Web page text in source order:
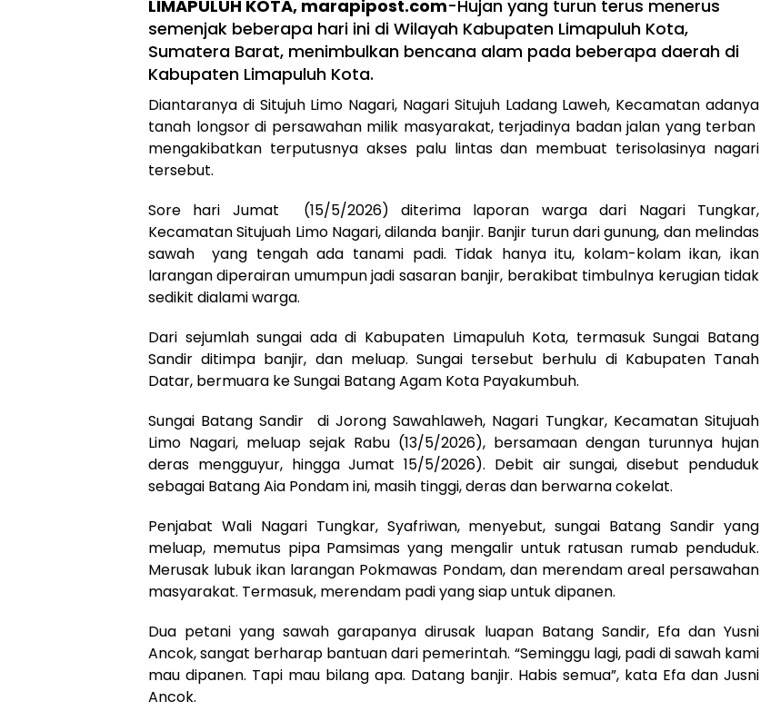
LIMAPULUH KOTA, marapipost.com-Hujan yang turun terus menerus
semenjak beberapa hari ini di Wilayah Kabupaten Limapuluh Kota,
Sumatera Barat, menimbulkan bencana alam pada beberapa daerah di
Kabupaten Limapuluh Kota.
Diantaranya di Situjuh Limo Nagari, Nagari Situjuh Ladang Laweh, Kecamatan adanya
tanah longsor di persawahan milik masyarakat, terjadinya badan jalan yang terban
mengakibatkan terputusnya akses palu lintas dan membuat terisolasinya nagari
tersebut.
Sore hari Jumat (15/5/2026) diterima laporan warga dari Nagari Tungkar,
Kecamatan Situjuah Limo Nagari, dilanda banjir. Banjir turun dari gunung, dan melindas
sawah yang tengah ada tanami padi. Tidak hanya itu, kolam-kolam ikan, ikan
larangan diperairan umumpun jadi sasaran banjir, berakibat timbulnya kerugian tidak
sedikit dialami warga.
Dari sejumlah sungai ada di Kabupaten Limapuluh Kota, termasuk Sungai Batang
Sandir ditimpa banjir, dan meluap. Sungai tersebut berhulu di Kabupaten Tanah
Datar, bermuara ke Sungai Batang Agam Kota Payakumbuh.
Sungai Batang Sandir di Jorong Sawahlaweh, Nagari Tungkar, Kecamatan Situjuah
Limo Nagari, meluap sejak Rabu (13/5/2026), bersamaan dengan turunnya hujan
deras mengguyur, hingga Jumat 15/5/2026). Debit air sungai, disebut penduduk
sebagai Batang Aia Pondam ini, masih tinggi, deras dan berwarna cokelat.
Penjabat Wali Nagari Tungkar, Syafriwan, menyebut, sungai Batang Sandir yang
meluap, memutus pipa Pamsimas yang mengalir untuk ratusan rumab penduduk.
Merusak lubuk ikan larangan Pokmawas Pondam, dan merendam areal persawahan
masyarakat. Termasuk, merendam padi yang siap untuk dipanen.
Dua petani yang sawah garapanya dirusak luapan Batang Sandir, Efa dan Yusni
Ancok, sangat berharap bantuan dari pemerintah. “Seminggu lagi, padi di sawah kami
mau dipanen. Tapi mau bilang apa. Datang banjir. Habis semua”, kata Efa dan Jusni
Ancok.